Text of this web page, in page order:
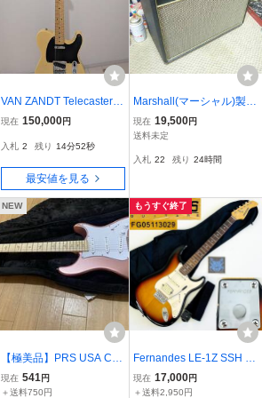
VAN ZANDT Telecaster M
odel / TLV-R1 Butter Scot
セミハードケース付き
現在 150,000円
入札 2 残り 14分51秒
最安値を見る
Marshall(マーシャル)製
ギターアンプ C5-01/Clas
s 5 Combo
現在 19,500円
送料未定
入札 22 残り 24時間
NEW
【極美品】PRS USA Cor
e Silver Sky Midnight Ros
e John Mayer ジョンメイ
現在 541 円
＋送料750円
もうすぐ終了
Fernandes LE-1Z SSH サ
ンバースト エレキギター
ストラトタイプ トレモロ
現在 17,000円
＋送料2,950円